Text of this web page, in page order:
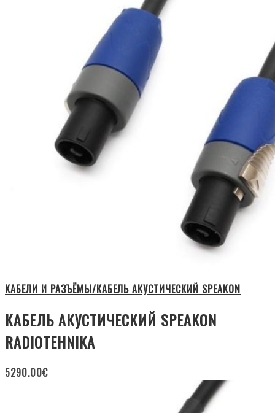
КАБЕЛИ И РАЗЪЁМЫ/КАБЕЛЬ АКУСТИЧЕСКИЙ SPEAKON
КАБЕЛЬ АКУСТИЧЕСКИЙ SPEAKON
RADIOTEHNIKA
5290.00€